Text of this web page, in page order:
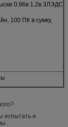
0.96в 1.2в 3ЛЭДС
100 ПК в сумку,
испытать и